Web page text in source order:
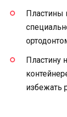
Пластины
Пластину
избежать